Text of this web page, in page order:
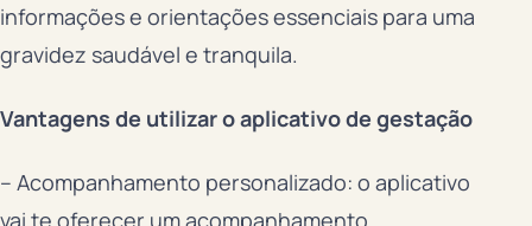
informações e orientações essenciais para uma
gravidez saudável e tranquila.
Vantagens de utilizar o aplicativo de gestação
– Acompanhamento personalizado: o aplicativo